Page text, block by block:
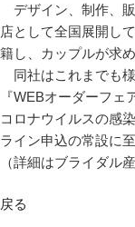
デザイン、制作、
店として全国展開し
籍し、カップルが求
同社はこれまでも様
『WEBオーダーフ
コロナウイルスの感
ライン申込の常設に至
（詳細はブライダル
戻る